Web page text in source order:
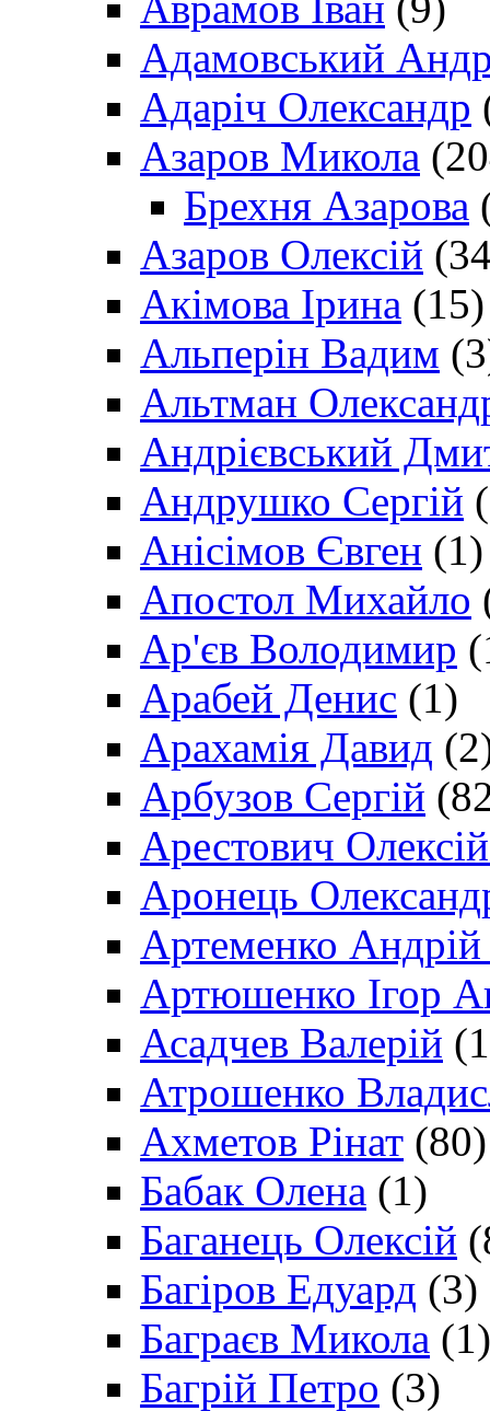
Адамовський
Адаріч Олександр
Азаров Микола
Брехня Азарова
Азаров Олексій
Акімова Ірина (15)
Альперін Вадим
Альтман
Андрієвський
Андрушко Сергій
Анісімов Євген (1)
Апостол Михайло
Ар'єв Володимир
Арабей Денис (1)
Арахамія Давид
Арбузов Сергій
Арестович
Аронець
Артеменко Андрій
Артюшенко Ігор
Асадчев Валерій
Атрошенко
Ахметов Рінат (80)
Бабак Олена (1)
Баганець Олексій
Багіров Едуард (3)
Баграєв Микола (1)
Багрій Петро (3)